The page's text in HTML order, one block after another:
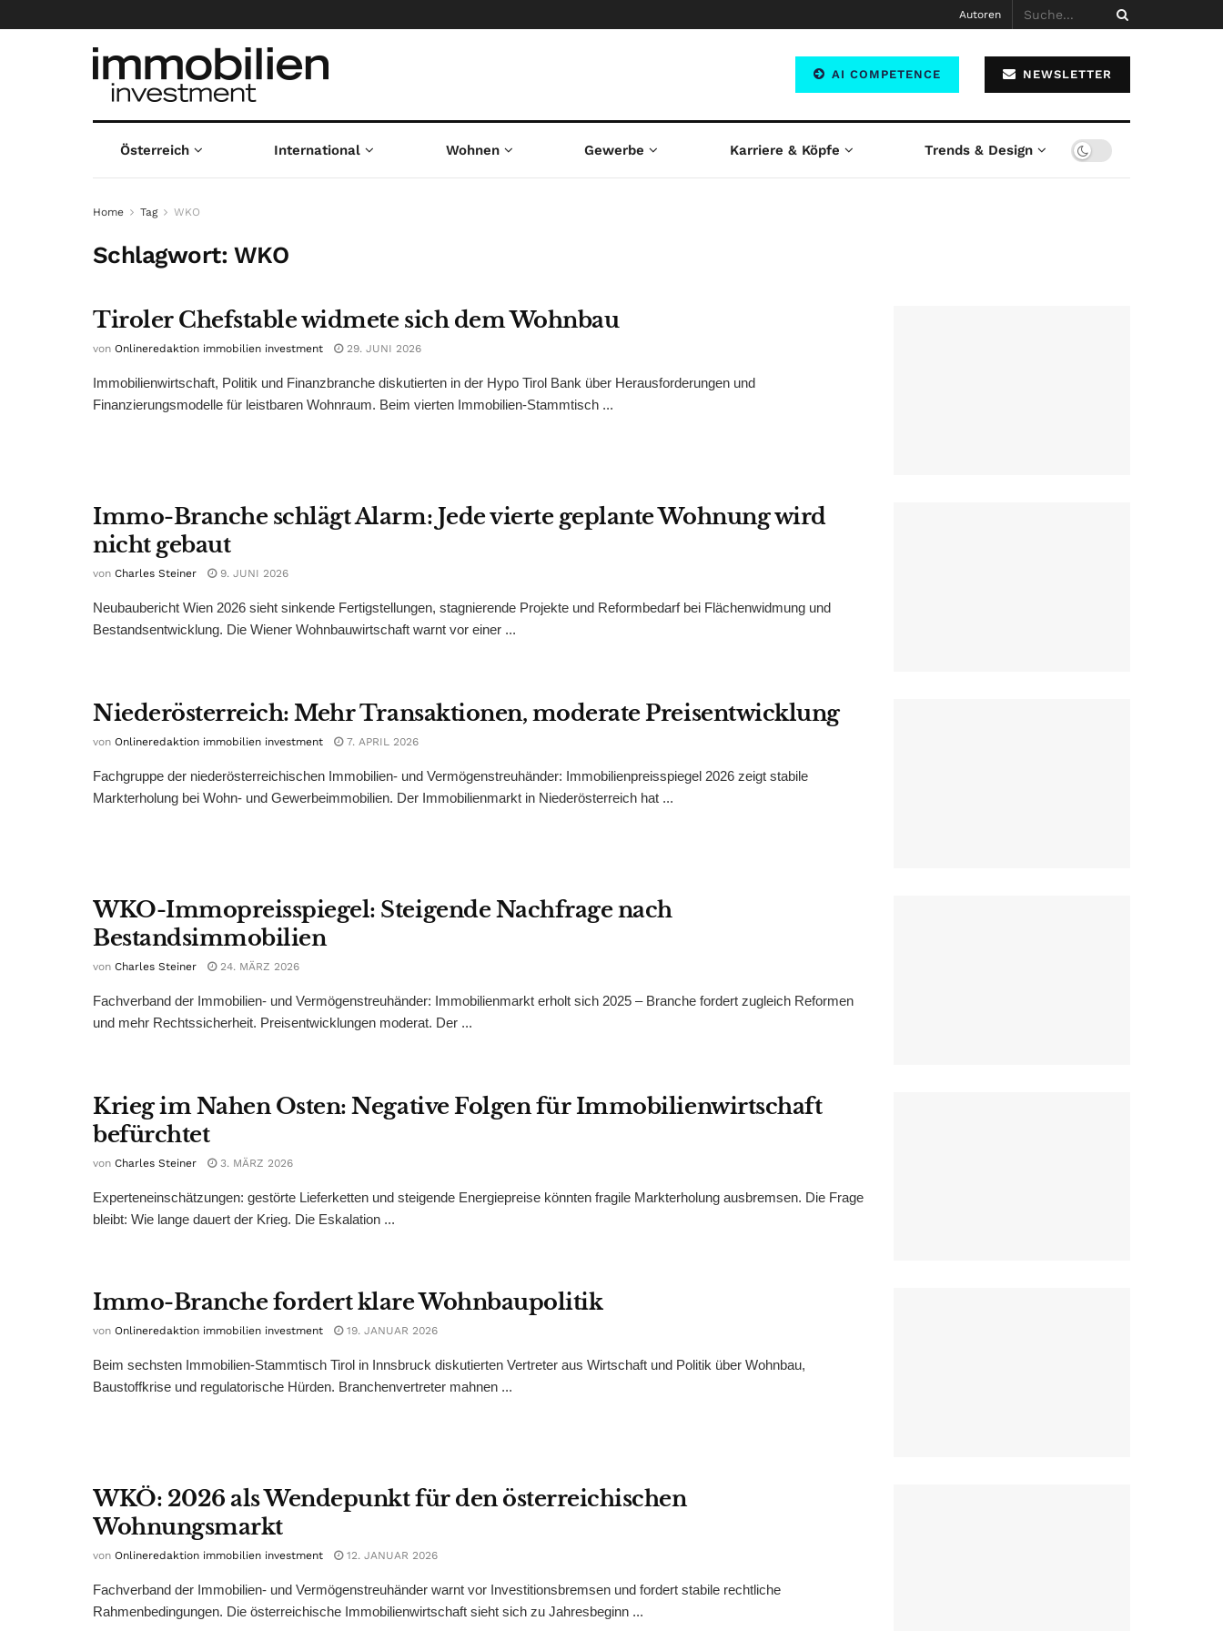
Autoren
AI COMPETENCE NEWSLETTER
Österreich International Wohnen Gewerbe Karriere & Köpfe Trends & Design
Home Tag WKO
Schlagwort: WKO
Tiroler Chefstable widmete sich dem Wohnbau
von Onlineredaktion immobilien investment 29. JUNI 2026
Immobilienwirtschaft, Politik und Finanzbranche diskutierten in der Hypo Tirol Bank über Herausforderungen und
Finanzierungsmodelle für leistbaren Wohnraum. Beim vierten Immobilien-Stammtisch ...
Immo-Branche schlägt Alarm: Jede vierte geplante Wohnung wird
nicht gebaut
von Charles Steiner 9. JUNI 2026
Neubaubericht Wien 2026 sieht sinkende Fertigstellungen, stagnierende Projekte und Reformbedarf bei Flächenwidmung und
Bestandsentwicklung. Die Wiener Wohnbauwirtschaft warnt vor einer ...
Niederösterreich: Mehr Transaktionen, moderate Preisentwicklung
von Onlineredaktion immobilien investment 7. APRIL 2026
Fachgruppe der niederösterreichischen Immobilien- und Vermögenstreuhänder: Immobilienpreisspiegel 2026 zeigt stabile
Markterholung bei Wohn- und Gewerbeimmobilien. Der Immobilienmarkt in Niederösterreich hat ...
WKO-Immopreisspiegel: Steigende Nachfrage nach
Bestandsimmobilien
von Charles Steiner 24. MÄRZ 2026
Fachverband der Immobilien- und Vermögenstreuhänder: Immobilienmarkt erholt sich 2025 – Branche fordert zugleich Reformen
und mehr Rechtssicherheit. Preisentwicklungen moderat. Der ...
Krieg im Nahen Osten: Negative Folgen für Immobilienwirtschaft
befürchtet
von Charles Steiner 3. MÄRZ 2026
Experteneinschätzungen: gestörte Lieferketten und steigende Energiepreise könnten fragile Markterholung ausbremsen. Die Frage
bleibt: Wie lange dauert der Krieg. Die Eskalation ...
Immo-Branche fordert klare Wohnbaupolitik
von Onlineredaktion immobilien investment 19. JANUAR 2026
Beim sechsten Immobilien-Stammtisch Tirol in Innsbruck diskutierten Vertreter aus Wirtschaft und Politik über Wohnbau,
Baustoffkrise und regulatorische Hürden. Branchenvertreter mahnen ...
WKÖ: 2026 als Wendepunkt für den österreichischen
Wohnungsmarkt
von Onlineredaktion immobilien investment 12. JANUAR 2026
Fachverband der Immobilien- und Vermögenstreuhänder warnt vor Investitionsbremsen und fordert stabile rechtliche
Rahmenbedingungen. Die österreichische Immobilienwirtschaft sieht sich zu Jahresbeginn ...